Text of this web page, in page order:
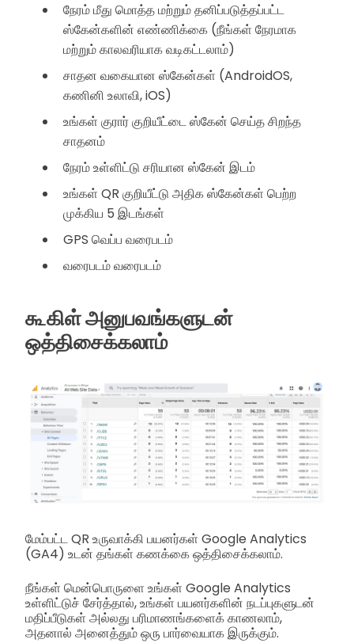
நேரம் மீது மொத்த மற்றும் தனிப்படுத்தப்பட்ட
ஸ்கேன்களின் எண்ணிக்கை (நீங்கள் நேரமாக
மற்றும் காலவரியாக வடிகட்டலாம்)
சாதன வகையான ஸ்கேன்கள் (AndroidOS,
கணினி உலாவி, iOS)
உங்கள் குரார் குறியீட்டை ஸ்கேன் செய்த சிறந்த
சாதனம்
நேரம் உள்ளிட்டு சரியான ஸ்கேன் இடம்
உங்கள் QR குறியீட்டு அதிக ஸ்கேன்கள் பெற்ற
முக்கிய 5 இடங்கள்
GPS வெப்ப வரைபடம்
வரைபடம் வரைபடம்
கூகிள் அனுபவங்களுடன்
ஒத்திசைக்கலாம்
மேம்பட்ட QR உருவாக்கி பயனர்கள் Google Analytics
(GA4) உடன் தங்கள் கணக்கை ஒத்திசைக்கலாம்.
நீங்கள் மென்பொருளை உங்கள் Google Analytics
உள்ளிட்டுச் சேர்த்தால், உங்கள் பயனர்களின் நடப்புகளுடன்
மதிப்பீடுகள் அல்லது பரிமாணங்களைக் காணலாம்,
அதனால் அனைத்தும் ஒரு பார்வையாக இருக்கும்.